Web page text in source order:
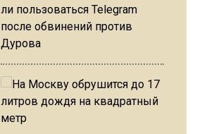
ли пользоваться Telegram
после обвинений против
Дурова